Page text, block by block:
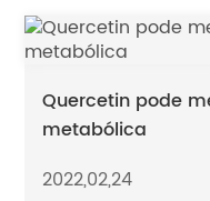
Quercetin pode
metabólica
2022,02,24